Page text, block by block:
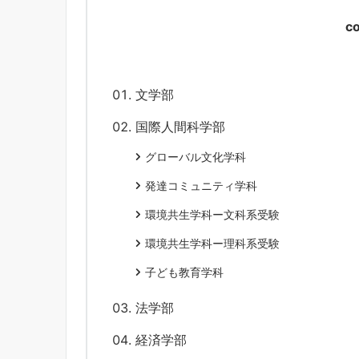
文学部
国際人間科学部
グローバル文化学科
発達コミュニティ学科
環境共生学科ー文科系受験
環境共生学科ー理科系受験
子ども教育学科
法学部
経済学部